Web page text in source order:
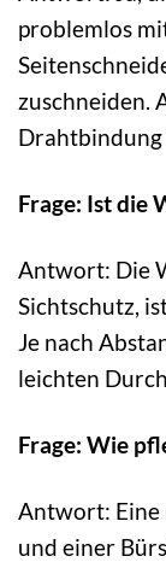
problemlos
zuschneiden.
Drahtbindung
Frage: Ist die
Antwort: Die
Sichtschutz,
Je nach
leichten
Frage: Wie
Antwort: Eine
und einer